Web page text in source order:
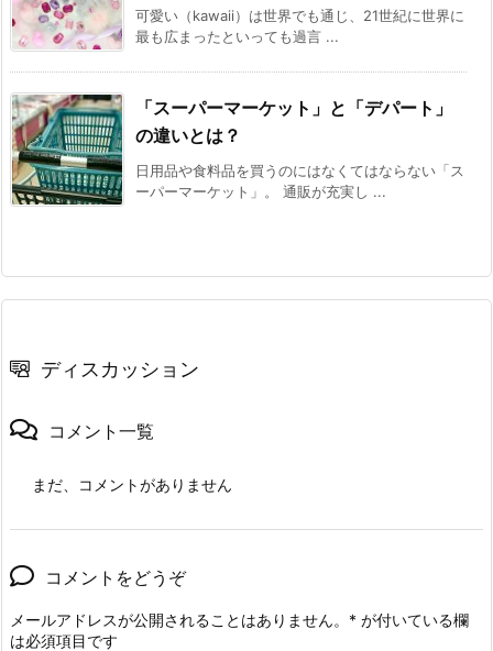
可愛い（kawaii）は世界でも通じ、21世紀に世界に
最も広まったといっても過言 ...
「スーパーマーケット」と「デパート」
の違いとは？
日用品や食料品を買うのにはなくてはならない「ス
ーパーマーケット」。 通販が充実し ...
ディスカッション
コメント一覧
まだ、コメントがありません
コメントをどうぞ
メールアドレスが公開されることはありません。 * が付いている欄
は必須項目です